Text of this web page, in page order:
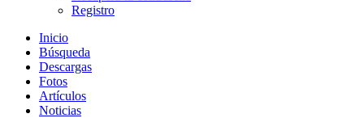
Registro
Inicio
Búsqueda
Descargas
Fotos
Artículos
Noticias